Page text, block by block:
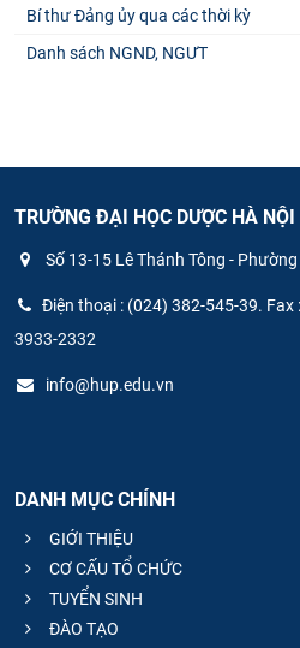
Bí thư Đảng ủy qua các thời kỳ
Danh sách NGND, NGƯT
TRƯỜNG ĐẠI HỌC DƯỢC HÀ NỘI
Số 13-15 Lê Thánh Tông -
Điện thoại : (024) 382-545-39.
3933-2332
info@hup.edu.vn
DANH MỤC CHÍNH
GIỚI THIỆU
CƠ CẤU TỔ CHỨC
TUYỂN SINH
ĐÀO TẠO